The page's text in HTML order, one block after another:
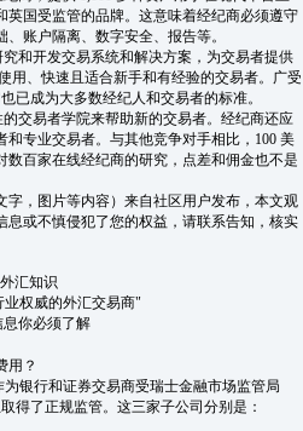
英国受监管的品牌。这意味着经纪商必须遵守
账户隔离、数字安全、报告等。
和开发交易系统和解决方案，为交易者提供
用、快速且适合新手和有经验的交易者。广受
已成为大多数经纪人和交易者的标准。
交易者学院来帮助新的交易者。经纪商还应
专业交易者。与其他竞争对手相比，100 美
百家在线经纪商的研究，点差和佣金也不是
字，图片等内容）来自社区用户发布，本文观
息或不慎侵犯了您的权益，请联系告知，核实
汇知识
权威的外汇交易商"
你必须了解
用？
为银行和证券交易商受瑞士金融市场监管局
得了正规监管。这三家子公司分别是：